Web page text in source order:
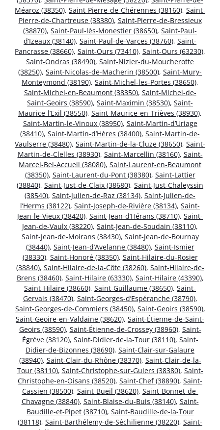
Méaroz (38350), Saint-Pierre-de-Chérennes (38160), Saint-
Pierre-de-Chartreuse (38380), Saint-Pierre-de-Bressieux
(38870), Saint-Paul-lès-Monestier (38650), Saint-Paul-
d’Izeaux (38140), Saint-Paul-de-Varces (38760), Saint-
Pancrasse (38660), Saint-Ours (73410), Saint-Ours (63230),
Saint-Ondras (38490), Saint-Nizier-du-Moucherotte
(38250), Saint-Nicolas-de-Macherin (38500), Saint-Mury-
Monteymond (38190), Saint-Michel-les-Portes (38650),
Saint-Michel-en-Beaumont (38350), Saint-Michel-de-
Saint-Geoirs (38590), Saint-Maximin (38530), Saint-
Maurice-l’Exil (38550), Saint-Maurice-en-Trièves (38930),
Saint-Martin-le-Vinoux (38950), Saint-Martin-d’Uriage
(38410), Saint-Martin-d’Hères (38400), Saint-Martin-de-
Vaulserre (38480), Saint-Martin-de-la-Cluze (38650), Saint-
Martin-de-Clelles (38930), Saint-Marcellin (38160), Saint-
Marcel-Bel-Accueil (38080), Saint-Laurent-en-Beaumont
(38350), Saint-Laurent-du-Pont (38380), Saint-Lattier
(38840), Saint-Just-de-Claix (38680), Saint-Just-Chaleyssin
(38540), Saint-Julien-de-Raz (38134), Saint-Julien-de-
l’Herms (38122), Saint-Joseph-de-Rivière (38134), Saint-
Jean-le-Vieux (38420), Saint-Jean-d’Hérans (38710), Saint-
Jean-de-Vaulx (38220), Saint-Jean-de-Soudain (38110),
Saint-Jean-de-Moirans (38430), Saint-Jean-de-Bournay
(38440), Saint-Jean-d’Avelanne (38480), Saint-Ismier
(38330), Saint-Honoré (38350), Saint-Hilaire-du-Rosier
(38840), Saint-Hilaire-de-la-Côte (38260), Saint-Hilaire-de-
Brens (38460), Saint-Hilaire (63330), Saint-Hilaire (43390),
Saint-Hilaire (38660), Saint-Guillaume (38650), Saint-
Gervais (38470), Saint-Georges-d’Espéranche (38790),
Saint-Georges-de-Commiers (38450), Saint-Geoirs (38590),
Saint-Geoire-en-Valdaine (38620), Saint-Étienne-de-Saint-
Geoirs (38590), Saint-Étienne-de-Crossey (38960), Saint-
Égrève (38120), Saint-Didier-de-la-Tour (38110), Saint-
Didier-de-Bizonnes (38690), Saint-Clair-sur-Galaure
(38940), Saint-Clair-du-Rhône (38370), Saint-Clair-de-la-
Tour (38110), Saint-Christophe-sur-Guiers (38380), Saint-
Christophe-en-Oisans (38520), Saint-Chef (38890), Saint-
Cassien (38500), Saint-Bueil (38620), Saint-Bonnet-de-
Chavagne (38840), Saint-Blaise-du-Buis (38140), Saint-
Baudille-et-Pipet (38710), Saint-Baudille-de-la-Tour
(38118), Saint-Barthélemy-de-Séchilienne (38220), Saint-